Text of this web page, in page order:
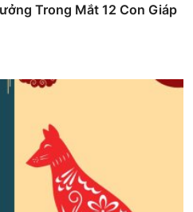
Trong Mắt 12 Con Giáp